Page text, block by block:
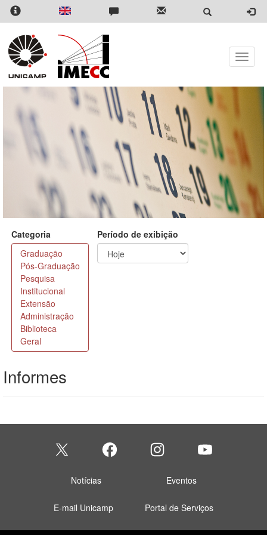
Pular
para
conteúdo
principal
Toggle
Categoria Período de exibição
Informes
Notícias Eventos
E-mail Unicamp Portal de Serviços